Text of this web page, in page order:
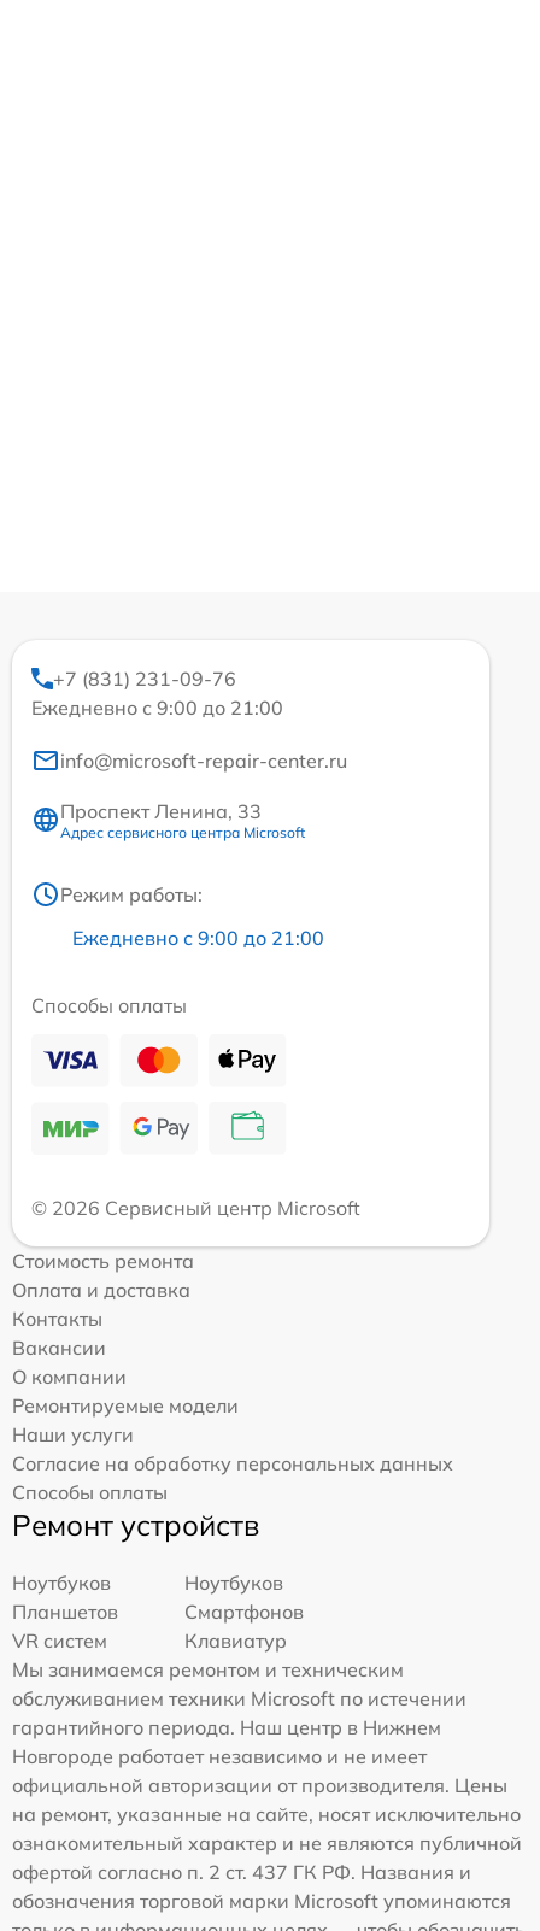
+7 (831) 231-09-76
Ежедневно с 9:00 до 21:00
info@microsoft-repair-center.ru
Проспект Ленина, 33
Адрес сервисного центра Microsoft
Режим работы:
Ежедневно с 9:00 до 21:00
Способы оплаты
© 2026 Сервисный центр Microsoft
Стоимость ремонта
Оплата и доставка
Контакты
Вакансии
О компании
Ремонтируемые модели
Наши услуги
Согласие на обработку персональных данных
Способы оплаты
Ремонт устройств
Ноутбуков
Ноутбуков
Планшетов
Смартфонов
VR систем
Клавиатур
Мы занимаемся ремонтом и техническим
обслуживанием техники Microsoft по истечении
гарантийного периода. Наш центр в Нижнем
Новгороде работает независимо и не имеет
официальной авторизации от производителя. Цены
на ремонт, указанные на сайте, носят исключительно
ознакомительный характер и не являются публичной
офертой согласно п. 2 ст. 437 ГК РФ. Названия и
обозначения торговой марки Microsoft упоминаются